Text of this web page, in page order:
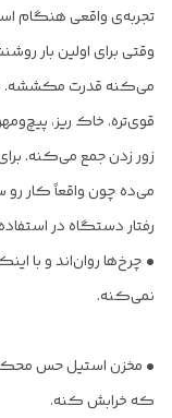
تجربه‌ی واقعی هنگام
وقتی برای اولین بار
می‌کنه قدرت مکششه.
قوی‌تره. خاک ریز،
زور زدن جمع می‌کنه.
می‌ده چون واقعاً کار رو
رفتار دستگاه در
نمی‌کنه.
• مخزن استیل حس
که خرابش کنه.